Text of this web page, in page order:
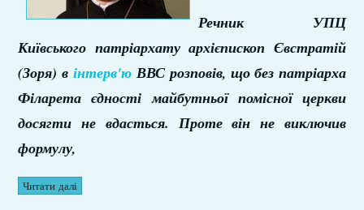
Речник УПЦ
Київського патріархату архієпископ Євстратій
(Зоря) вінтерв'ю ВВС розповів, що без патріарха
Філарета єдності майбутньої помісної церкви
досягти не вдасться. Проте він не виключив
формулу,
Читати далі